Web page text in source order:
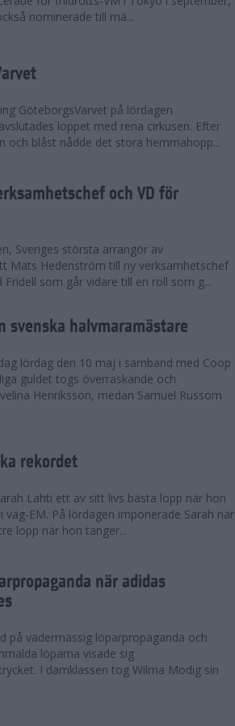
nominerade till mä...
GöteborgsVarvet på lördagen
loppet med rena cirkusen. Efter
och blåst nådde det stora hemmahopp...
och VD för
Sveriges största arrangör av
Mats Hedenström till ny verksamhetschef
som går vidare till en roll som g...
svenska halvmaramästare
lördag den 10 maj i samband med Coop
guldet togs överraskande och
Henriksson, medan Samuel Russom
rekordet
Lahti ett av sitt livs bästa lopp när hon
EM. På lördagen imponerade Sarah när
lopp när hon tanger...
när adidas
på vädermässig löparpropaganda och
löparna visade sig
I damklassen tog Wilma Modig sin